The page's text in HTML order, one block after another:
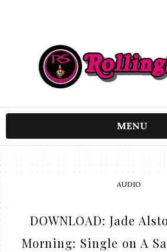
MENU
AUDIO
DOWNLOAD: Jade
Morning: Single on A